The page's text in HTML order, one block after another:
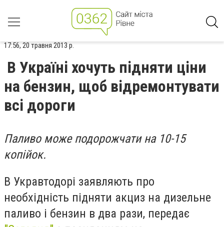
17:56, 20 травня 2013 р.
В Україні хочуть підняти ціни
на бензин, щоб відремонтувати
всі дороги
Паливо може подорожчати на 10-15
копійок.
В Укравтодорі заявляють про
необхідність підняти акциз на дизельне
паливо і бензин в два рази, передає